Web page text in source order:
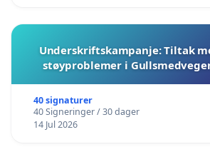
Underskriftskampanje: Tiltak
støyproblemer i
40 signaturer
40 Signeringer / 30 dager
14 Jul 2026